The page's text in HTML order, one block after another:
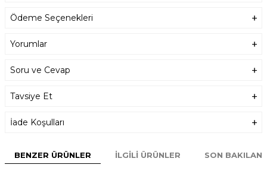
Ödeme Seçenekleri
Yorumlar
Soru ve Cevap
Tavsiye Et
İade Koşulları
BENZER ÜRÜNLER İLGILI ÜRÜNLER SON